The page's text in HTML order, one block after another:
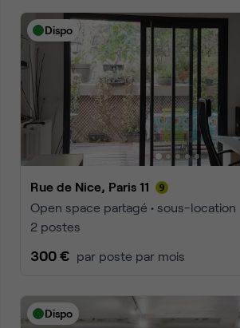
Dispo
Rue de Nice, Paris 11
Open space partagé • sous-location
2 postes
300 € par poste par mois
Dispo